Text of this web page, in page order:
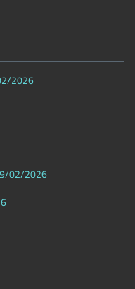
2026
02/2026